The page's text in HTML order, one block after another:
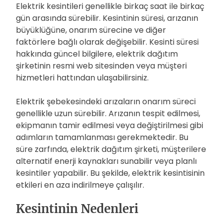
Elektrik kesintileri genellikle birkaç saat ile birkaç
gün arasında sürebilir. Kesintinin süresi, arızanın
büyüklüğüne, onarım sürecine ve diğer
faktörlere bağlı olarak değişebilir. Kesinti süresi
hakkında güncel bilgilere, elektrik dağıtım
şirketinin resmi web sitesinden veya müşteri
hizmetleri hattından ulaşabilirsiniz.
Elektrik şebekesindeki arızaların onarım süreci
genellikle uzun sürebilir. Arızanın tespit edilmesi,
ekipmanın tamir edilmesi veya değiştirilmesi gibi
adımların tamamlanması gerekmektedir. Bu
süre zarfında, elektrik dağıtım şirketi, müşterilere
alternatif enerji kaynakları sunabilir veya planlı
kesintiler yapabilir. Bu şekilde, elektrik kesintisinin
etkileri en aza indirilmeye çalışılır.
Kesintinin Nedenleri